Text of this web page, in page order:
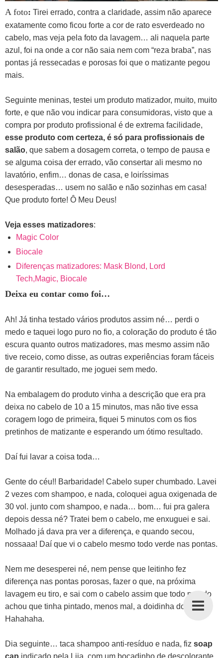
A foto: Tirei errado, contra a claridade, assim não aparece
exatamente como ficou forte a cor de rato esverdeado no
cabelo, mas veja pela foto da lavagem… ali naquela parte
azul, foi na onde a cor não saia nem com “reza braba”, nas
pontas já ressecadas e porosas foi que o matizante pegou
mais.
Seguinte meninas, testei um produto matizador, muito, muito
forte, e que não vou indicar para consumidoras, visto que a
compra por produto profissional é de extrema facilidade,
esse produto com certeza, é só para profissionais de
salão, que sabem a dosagem correta, o tempo de pausa e
se alguma coisa der errado, vão consertar ali mesmo no
lavatório, enfim… donas de casa, e loiríssimas
desesperadas… usem no salão e não sozinhas em casa!
Que produto forte! Ô Meu Deus!
Veja esses matizadores:
Magic Color
Biocale
Diferenças matizadores: Mask Blond, Lord
Tech,Magic, Biocale
Deixa eu contar como foi…
Ah! Já tinha testado vários produtos assim né… perdi o
medo e taquei logo puro no fio, a coloração do produto é tão
escura quanto outros matizadores, mas mesmo assim não
tive receio, como disse, as outras experiências foram fáceis
de garantir resultado, me joguei sem medo.
Na embalagem do produto vinha a descrição que era pra
deixa no cabelo de 10 a 15 minutos, mas não tive essa
coragem logo de primeira, fiquei 5 minutos com os fios
pretinhos de matizante e esperando um ótimo resultado.
Daí fui lavar a coisa toda…
Gente do céu!! Barbaridade! Cabelo super chumbado. Lavei
2 vezes com shampoo, e nada, coloquei agua oxigenada de
30 vol. junto com shampoo, e nada… bom… fui pra galera
depois dessa né? Tratei bem o cabelo, me enxuguei e sai.
Molhado já dava pra ver a diferença, e quando secou,
nossaaa! Daí que vi o cabelo mesmo todo verde nas pontas.
Nem me desesperei né, nem pense que leitinho fez
diferença nas pontas porosas, fazer o que, na próxima
lavagem eu tiro, e sai com o cabelo assim que todo mundo
achou que tinha pintado, menos mal, a doidinha do blog!
Hahahaha.
Dia seguinte… taca shampoo anti-resíduo e nada, fiz soap
cap indicado pela Liia, com um bocadinho de descolorante,